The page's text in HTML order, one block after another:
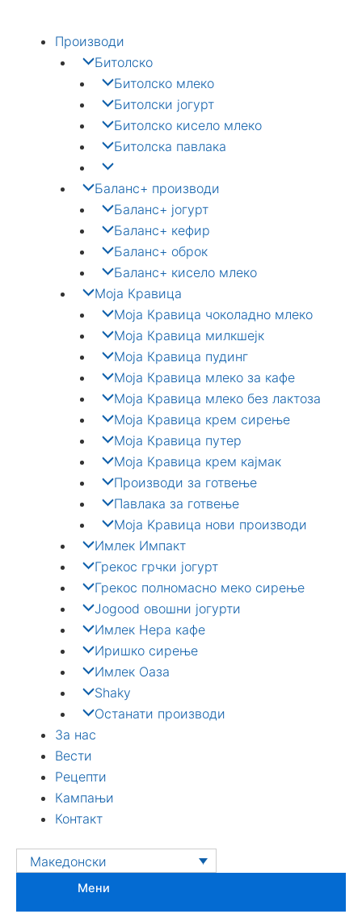
Производи
Битолско
Битолско млеко
Битолски јогурт
Битолско кисело млеко
Битолска павлака
Баланс+ производи
Баланс+ јогурт
Баланс+ кефир
Баланс+ оброк
Баланс+ кисело млеко
Моја Кравица
Моја Кравица чоколадно млеко
Моја Кравица милкшејк
Моја Кравица пудинг
Моја Кравица млеко за кафе
Моја Кравица млеко без лактоза
Моја Кравица крем сирење
Моја Кравица путер
Моја Кравица крем кајмак
Производи за готвење
Павлака за готвење
Моја Kравица нови производи
Имлек Импакт
Грекос грчки јогурт
Грекос полномасно меко сирење
Jogood овошни јогурти
Имлек Нера кафе
Иришко сирење
Имлек Оаза
Shaky
Останати производи
За нас
Вести
Рецепти
Кампањи
Контакт
Македонски
Мени